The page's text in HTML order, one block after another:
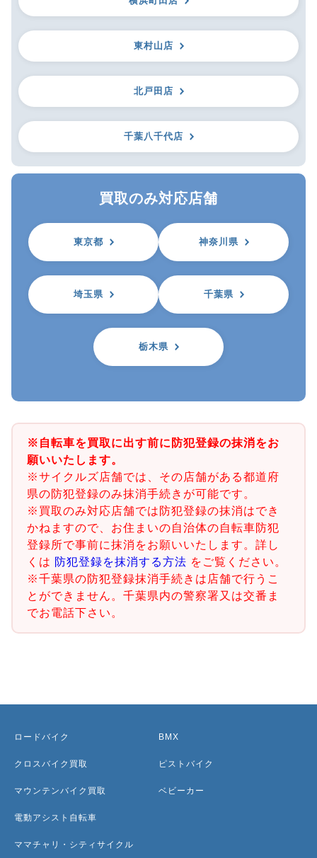
東村山店
北戸田店
千葉八千代店
買取のみ対応店舗
東京都 神奈川県
埼玉県 千葉県
栃木県
※自転車を買取に出す前に防犯登録の抹消をお
願いいたします。
※サイクルズ店舗では、その店舗がある都道府
県の防犯登録のみ抹消手続きが可能です。
※買取のみ対応店舗では防犯登録の抹消はでき
かねますので、お住まいの自治体の自転車防犯
登録所で事前に抹消をお願いいたします。詳し
くは 防犯登録を抹消する方法 をご覧ください。
※千葉県の防犯登録抹消手続きは店舗で行うこ
とができません。千葉県内の警察署又は交番ま
でお電話下さい。
ロードバイク
クロスバイク買取
マウンテンバイク買取
電動アシスト自転車
ママチャリ・シティサイクル
BMX
ピストバイク
ベビーカー